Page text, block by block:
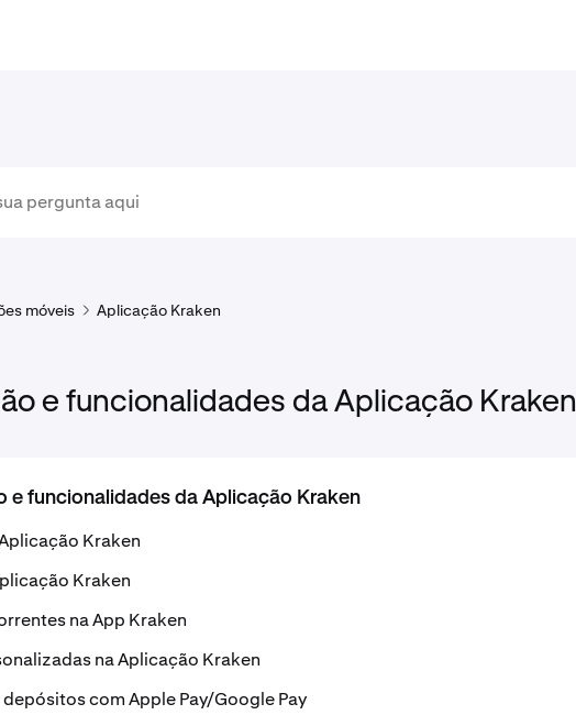
móveis Aplicação Kraken
e funcionalidades da Aplicação Kraken
e funcionalidades da Aplicação Kraken
Kraken
Kraken
na App Kraken
na Aplicação Kraken
com Apple Pay/Google Pay